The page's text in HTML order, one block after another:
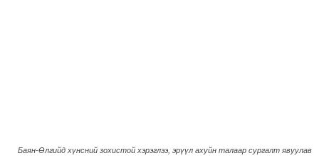
Баян-Өлгийд хүнсний зохистой хэрэглээ, эрүүл ахуйн талаар сургалт явуулав